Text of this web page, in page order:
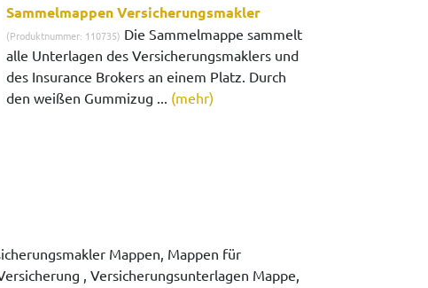
Sammelmappen Versicherungsmakler
(Produktnummer: 110735) Die Sammelmappe sammelt
alle Unterlagen des Versicherungsmaklers und
des Insurance Brokers an einem Platz. Durch
den weißen Gummizug ... (mehr)
Mappen, Mappen für
, Versicherungsunterlagen Mappe,